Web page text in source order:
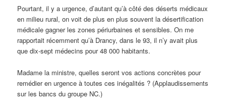
Pourtant, il y a urgence, d’autant qu’à côté des déserts médicaux
en milieu rural, on voit de plus en plus souvent la désertification
médicale gagner les zones périurbaines et sensibles. On me
rapportait récemment qu’à Drancy, dans le 93, il n’y avait plus
que dix-sept médecins pour 48 000 habitants.
Madame la ministre, quelles seront vos actions concrètes pour
remédier en urgence à toutes ces inégalités ? (Applaudissements
sur les bancs du groupe NC.)